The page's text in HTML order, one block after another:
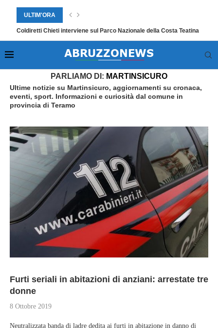
ULTIM'ORA
“Emozioni in Musica 2026” apre con un concerto memorabile dei
Home Martinsicuro»Pagina 34
PARLIAMO DI: MARTINSICURO
Ultime notizie su Martinsicuro, aggiornamenti su cronaca,
eventi, sport. Informazioni e curiosità dal comune in
provincia di Teramo
Furti seriali in abitazioni di anziani: arrestate tre
donne
8 Ottobre 2019
Neutralizzata banda di ladre dedita ai furti in abitazione in danno di